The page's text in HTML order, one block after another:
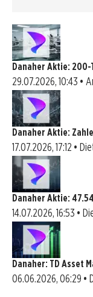
Danaher Aktie:
29.07.2026, 10:43 •
Danaher Aktie:
17.07.2026, 17:12 •
Danaher Aktie:
14.07.2026, 16:53 •
Danaher: TD Asset
06.06.2026, 06:29 •